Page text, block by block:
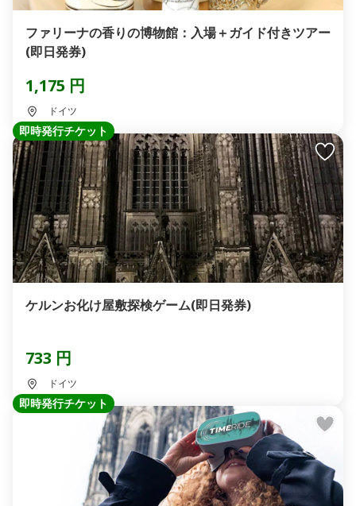
ファリーナの香りの博物館：入場＋ガイド付きツアー
(即日発券)
1,175 円
ドイツ
即時発行チケット
ケルンお化け屋敷探検ゲーム(即日発券)
733 円
ドイツ
即時発行チケット